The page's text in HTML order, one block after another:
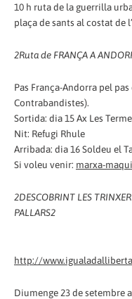
10 h ruta de la guerrilla
plaça de sants al costat de
2Ruta de FRANÇA A
Pas França-Andorra pel
Contrabandistes).
Sortida: dia 15 Ax Les
Nit: Refugi Rhule
Arribada: dia 16 Soldeu el
Si voleu venir: marxa-
2DESCOBRINT LES
PALLARS2
http://
Diumenge 23 de setembre